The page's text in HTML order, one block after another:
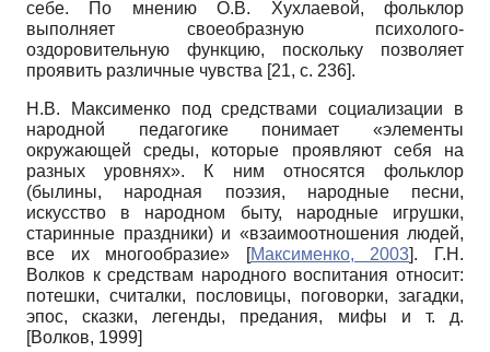
себе. По мнению О.В. Хухлаевой, фольклор
выполняет своеобразную психолого­
оздоровительную функцию, поскольку позволяет
проявить различные чувства [21, c. 236].
Н.В. Максименко под средствами социализации в
народной педагогике понимает «элементы
окружающей среды, которые проявляют себя на
разных уровнях». К ним относятся фольклор
(былины, народная поэзия, народные песни,
искусство в народном быту, народные игрушки,
старинные праздники) и «взаимоотношения людей,
все их многообразие»
[Максименко, 2003]. Г.Н.
Волков к средствам народного воспитания относит:
потешки, считалки, пословицы, поговорки, загадки,
эпос, сказки, легенды, предания, мифы и т. д.
[Волков, 1999]